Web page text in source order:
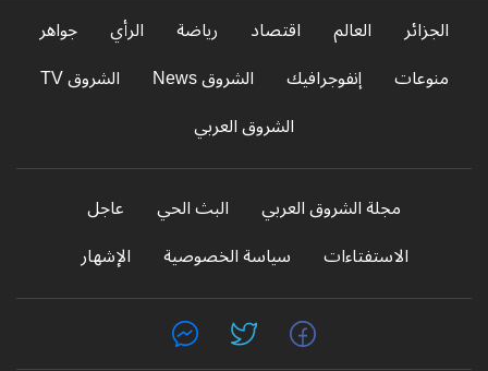
الجزائر العالم اقتصاد رياضة الرأي
جواهر
منوعات
إنفوجرافيك الشروق News
الشروق TV
الشروق العربي
مجلة الشروق العربي البث الحي
عاجل
الاستفتاءات
سياسة الخصوصية الإشهار